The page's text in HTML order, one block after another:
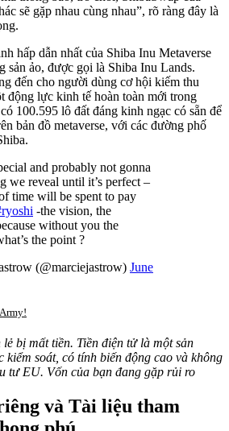
sẽ gặp nhau cùng nhau”, rõ ràng đây là
hấp dẫn nhất của Shiba Inu Metaverse
sản ảo, được gọi là Shiba Inu Lands.
đến cho người dùng cơ hội kiếm thu
động lực kinh tế hoàn toàn mới trong
100.595 lô đất đáng kinh ngạc có sẵn để
bản đồ metaverse, với các đường phố
and probably not gonna
we reveal until it’s perfect –
time will be spent to pay
-the vision, the
without you the
the point ?
(@marciejastrow) June
bị mất tiền. Tiền điện tử là một sản
kiểm soát, có tính biến động cao và không
tư EU. Vốn của bạn đang gặp rủi ro
và Tài liệu tham